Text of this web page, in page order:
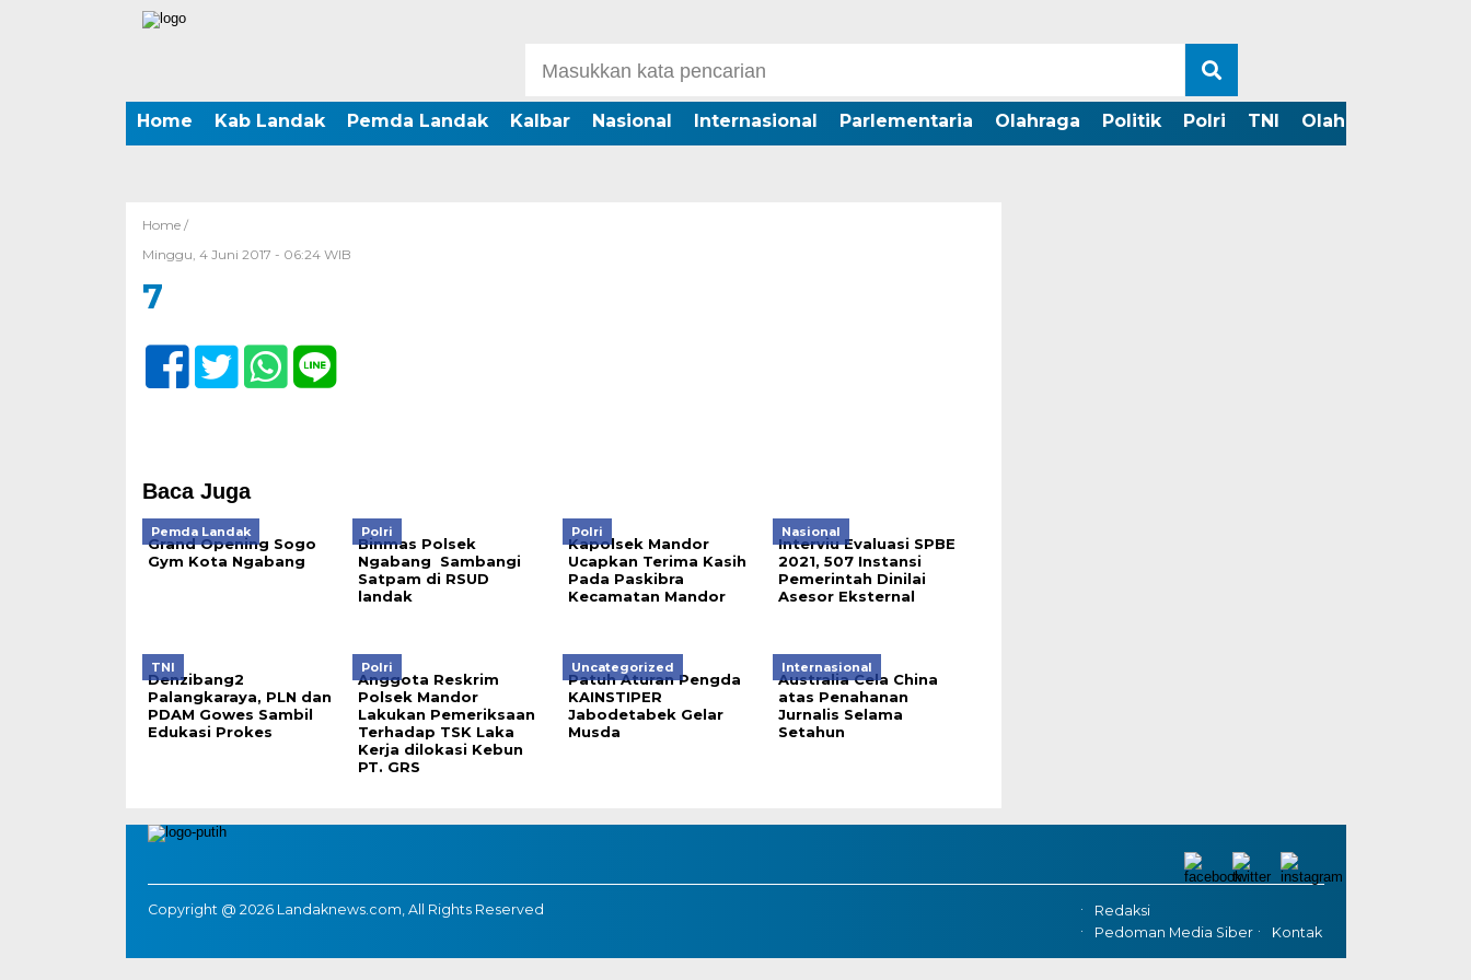
Home Kab Landak Pemda Landak Kalbar Nasional Internasional Parlementaria Olahraga Politik Polri TNI Olahraga
Home /
Minggu, 4 Juni 2017 - 06:24 WIB
7
Baca Juga
Pemda Landak
Grand Opening Sogo
Gym Kota Ngabang
Polri
Binmas Polsek
Ngabang Sambangi
Satpam di RSUD
landak
Polri
Kapolsek Mandor
Ucapkan Terima Kasih
Pada Paskibra
Kecamatan Mandor
Nasional
Interviu Evaluasi SPBE
2021, 507 Instansi
Pemerintah Dinilai
Asesor Eksternal
TNI
Denzibang2
Palangkaraya, PLN dan
PDAM Gowes Sambil
Edukasi Prokes
Polri
Anggota Reskrim
Polsek Mandor
Lakukan Pemeriksaan
Terhadap TSK Laka
Kerja dilokasi Kebun
PT. GRS
Uncategorized
Patuh Aturan Pengda
KAINSTIPER
Jabodetabek Gelar
Musda
Internasional
Australia Cela China
atas Penahanan
Jurnalis Selama
Setahun
Copyright @ 2026 Landaknews.com, All Rights Reserved
Redaksi
Pedoman Media Siber
Kontak